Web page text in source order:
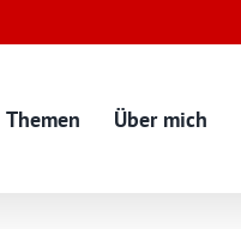
Themen Über mich